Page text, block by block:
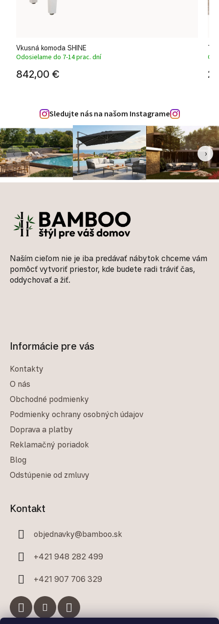
Vkusná komoda SHINE
Odosielame do 7-14 prac. dní
842,00 €
Sledujte nás na našom Instagrame
‹ ›
Naším cieľom nie je iba predávať nábytok chceme vám
pomôcť vytvoriť priestor, kde budete radi tráviť čas,
oddychovať a žiť.
Informácie pre vás
Kontakty
O nás
Obchodné podmienky
Podmienky ochrany osobných údajov
Doprava a platby
Reklamačný poriadok
Blog
Odstúpenie od zmluvy
Kontakt
objednavky@bamboo.sk
+421 948 282 499
+421 907 706 329